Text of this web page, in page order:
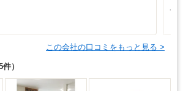
て
この会社の口コミをもっと見る >
件）